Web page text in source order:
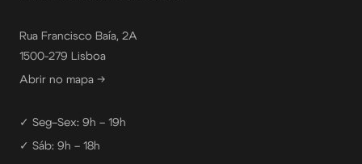
Rua Francisco Baía, 2A
1500-279 Lisboa
Abrir no mapa →
✓ Seg–Sex: 9h – 19h
✓ Sáb: 9h – 18h